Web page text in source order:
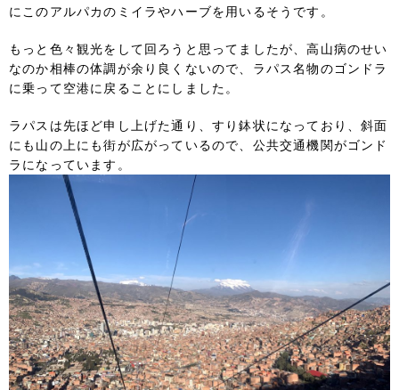
にこのアルパカのミイラやハーブを用いるそうです。
もっと色々観光をして回ろうと思ってましたが、高山病のせい
なのか相棒の体調が余り良くないので、ラパス名物のゴンドラ
に乗って空港に戻ることにしました。
ラパスは先ほど申し上げた通り、すり鉢状になっており、斜面
にも山の上にも街が広がっているので、公共交通機関がゴンド
ラになっています。